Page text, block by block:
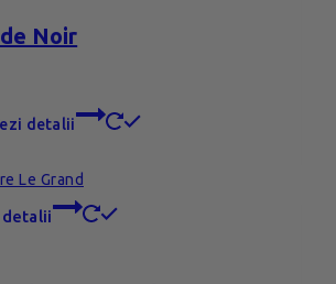
Noir
vezi detalii
detalii